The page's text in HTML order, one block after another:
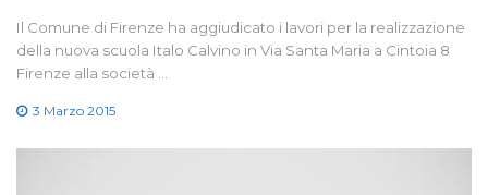
Il Comune di Firenze ha aggiudicato i lavori per la realizzazione
della nuova scuola Italo Calvino in Via Santa Maria a Cintoia 8
Firenze alla società …
3 Marzo 2015